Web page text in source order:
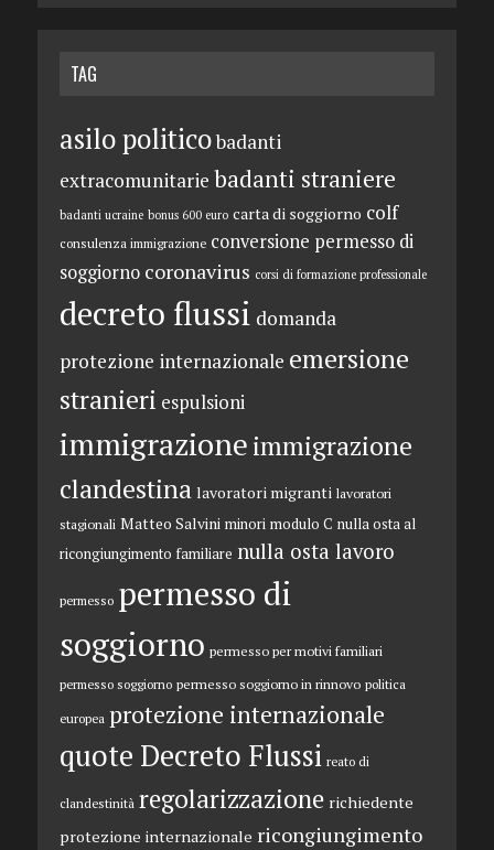
TAG
asilo politicobadanti
extracomunitarie badanti straniere
badanti ucraine bonus 600 euro carta di soggiorno colf
consulenza immigrazione conversione permesso di
soggiorno coronavirus corsi di formazione professionale
decreto flussi domanda
protezione internazionale emersione
stranieri espulsioni
immigrazioneimmigrazione
clandestina lavoratori migranti lavoratori
stagionali Matteo Salvini minori modulo C nulla osta al
ricongiungimento familiare nulla osta lavoro
permesso permesso di
soggiorno permesso per motivi familiari
permesso soggiorno permesso soggiorno in rinnovo politica
europea protezione internazionale
quote Decreto Flussi reato di
clandestinità regolarizzazione richiedente
protezione internazionale ricongiungimento